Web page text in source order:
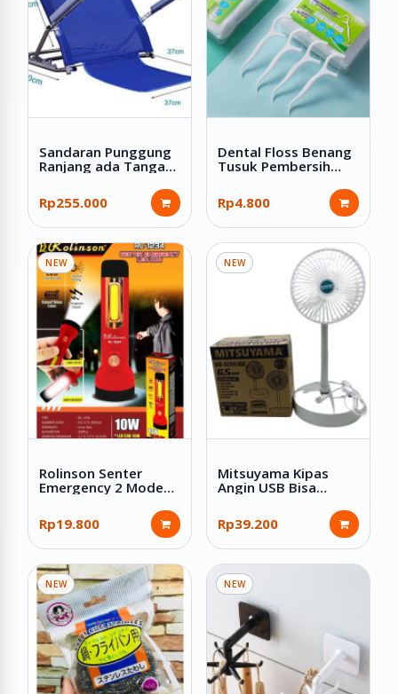
Sandaran Punggung
Ranjang ada Tangan
Rp255.000
Dental Floss Benang
Tusuk Pembersih
Rp4.800
NEW
Rolinson Senter
Emergency 2 Mode
Charge Kabel USB RL-
1234
Rp19.800
NEW
Mitsuyama Kipas
Angin USB Bisa
5544
Rp39.200
NEW NEW